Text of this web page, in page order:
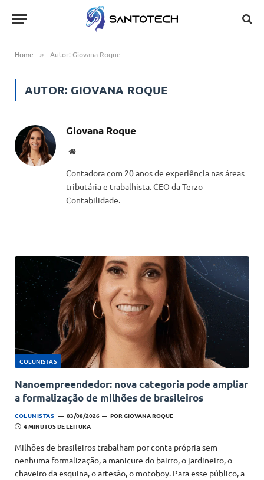
Home » Autor: Giovana Roque
AUTOR: GIOVANA ROQUE
Giovana Roque
Website
Contadora com 20 anos de experiência nas áreas
tributária e trabalhista. CEO da Terzo
Contabilidade.
COLUNISTAS
Nanoempreendedor: nova categoria pode ampliar
a formalização de milhões de brasileiros
COLUNISTAS 03/08/2026 PORGIOVANA ROQUE
4 MINUTOS DE LEITURA
Milhões de brasileiros trabalham por conta própria sem
nenhuma formalização, a manicure do bairro, o jardineiro, o
chaveiro da esquina, o artesão, o motoboy. Para esse público, a